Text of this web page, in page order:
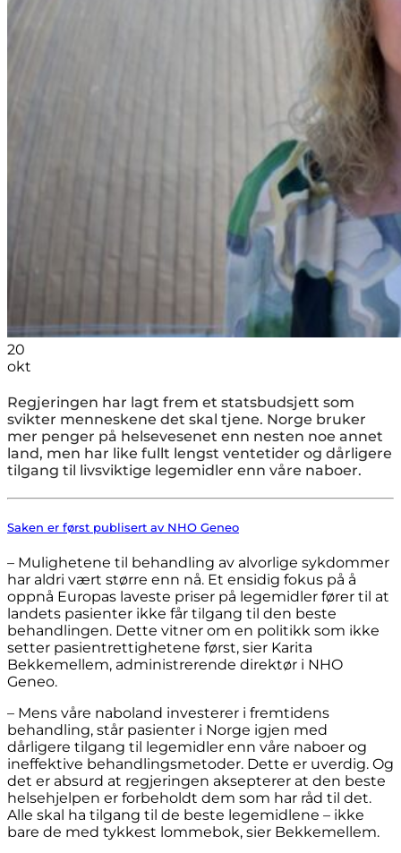
20
okt
Regjeringen har lagt frem et statsbudsjett som
svikter menneskene det skal tjene. Norge bruker
mer penger på helsevesenet enn nesten noe annet
land, men har like fullt lengst ventetider og dårligere
tilgang til livsviktige legemidler enn våre naboer.
Saken er først publisert av NHO Geneo
– Mulighetene til behandling av alvorlige sykdommer
har aldri vært større enn nå. Et ensidig fokus på å
oppnå Europas laveste priser på legemidler fører til at
landets pasienter ikke får tilgang til den beste
behandlingen. Dette vitner om en politikk som ikke
setter pasientrettighetene først, sier Karita
Bekkemellem, administrerende direktør i NHO
Geneo.
– Mens våre naboland investerer i fremtidens
behandling, står pasienter i Norge igjen med
dårligere tilgang til legemidler enn våre naboer og
ineffektive behandlingsmetoder. Dette er uverdig. Og
det er absurd at regjeringen aksepterer at den beste
helsehjelpen er forbeholdt dem som har råd til det.
Alle skal ha tilgang til de beste legemidlene – ikke
bare de med tykkest lommebok, sier Bekkemellem.